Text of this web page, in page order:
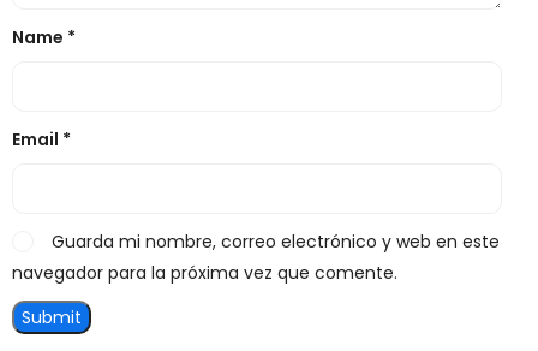
Name *
Email *
Guarda mi nombre, correo electrónico y web en este
navegador para la próxima vez que comente.